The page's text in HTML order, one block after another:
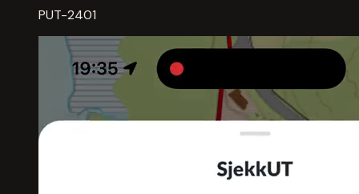
PUT-2401